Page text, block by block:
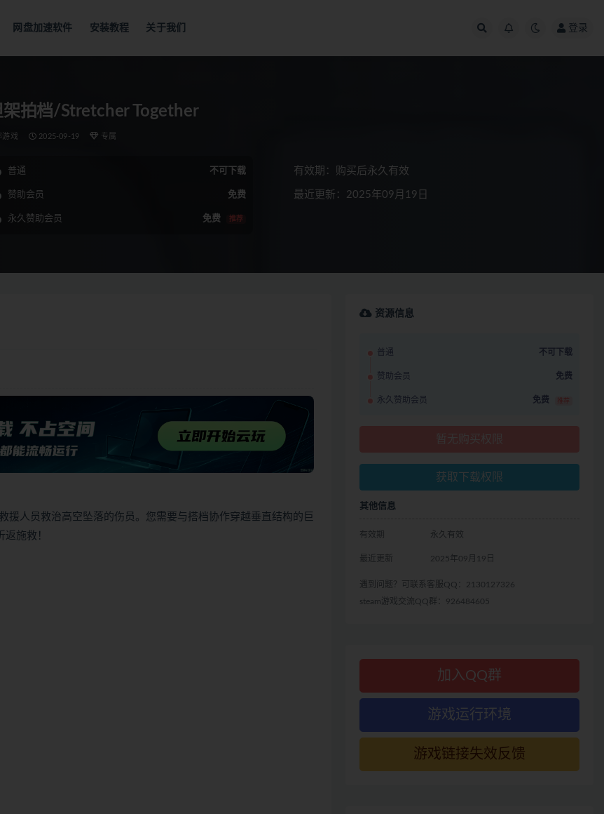
网盘加速软件 安装教程 关于我们 登录
架拍档/Stretcher Together
游戏 2025-09-19 专属
普通 不可下载
赞助会员 免费
永久赞助会员 免费 推荐
有效期：购买后永久有效
最近更新：2025年09月19日
援人员救治高空坠落的伤员。您需要与搭档协作穿越垂直结构的巨
施救！
资源信息
普通 不可下载
赞助会员 免费
永久赞助会员 免费 推荐
获取下载权限
其他信息
有效期 永久有效
最近更新 2025年09月19日
遇到问题？可联系客服QQ：2130127326
steam游戏交流QQ群：926484605
加入QQ群
游戏运行环境
游戏链接失效反馈